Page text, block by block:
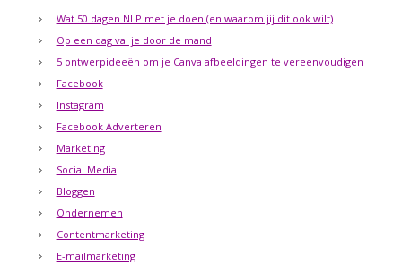
Wat 50 dagen NLP met je doen (en waarom jij dit ook wilt)
Op een dag val je door de mand
5 ontwerpideeën om je Canva afbeeldingen te vereenvoudigen
Facebook
Instagram
Facebook Adverteren
Marketing
Social Media
Bloggen
Ondernemen
Contentmarketing
E-mailmarketing